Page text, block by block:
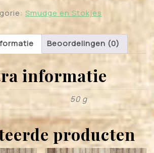
Smudge en Stokjes
Beoordelingen (0)
informatie
50 g
producten